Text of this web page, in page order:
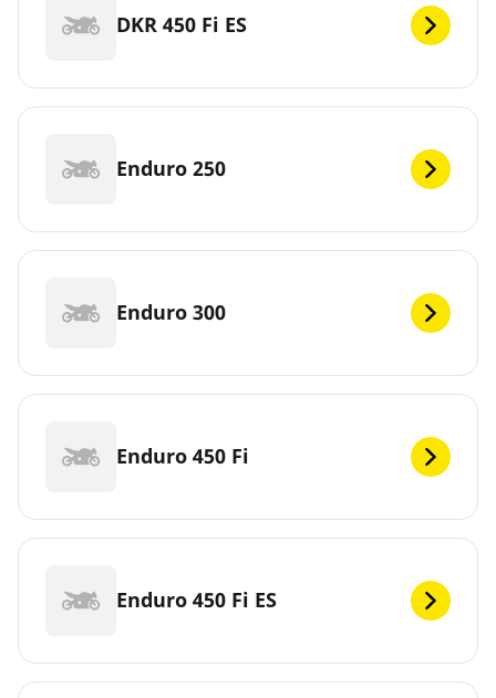
DKR 450 Fi ES
Enduro 250
Enduro 300
Enduro 450 Fi
Enduro 450 Fi ES